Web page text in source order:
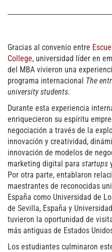
Gracias al convenio entre
College, universidad líder en
del MBA vivieron una
programa internacional The
university students.
Durante esta experiencia
enriquecieron su espíritu
negociación a través de la
innovación y creatividad,
innovación de modelos de
marketing digital para startups
Por otra parte, entablaron
maestrantes de reconocidas
España como Universidad de
de Sevilla, España y
tuvieron la oportunidad de
más antiguas de Estados
Los estudiantes culminaron